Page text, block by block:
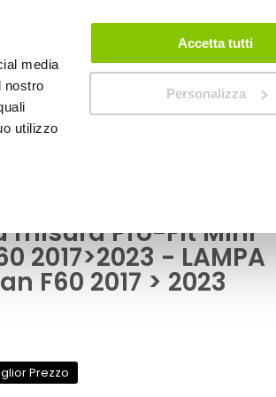
media
nostro
utilizzo
Accetta tutti
Personalizza
ACCEDI CREA UN ACCOUNT
misura Pro-Fit Mini
2017>2023 - LAMPA
F60 2017 > 2023
Prezzo